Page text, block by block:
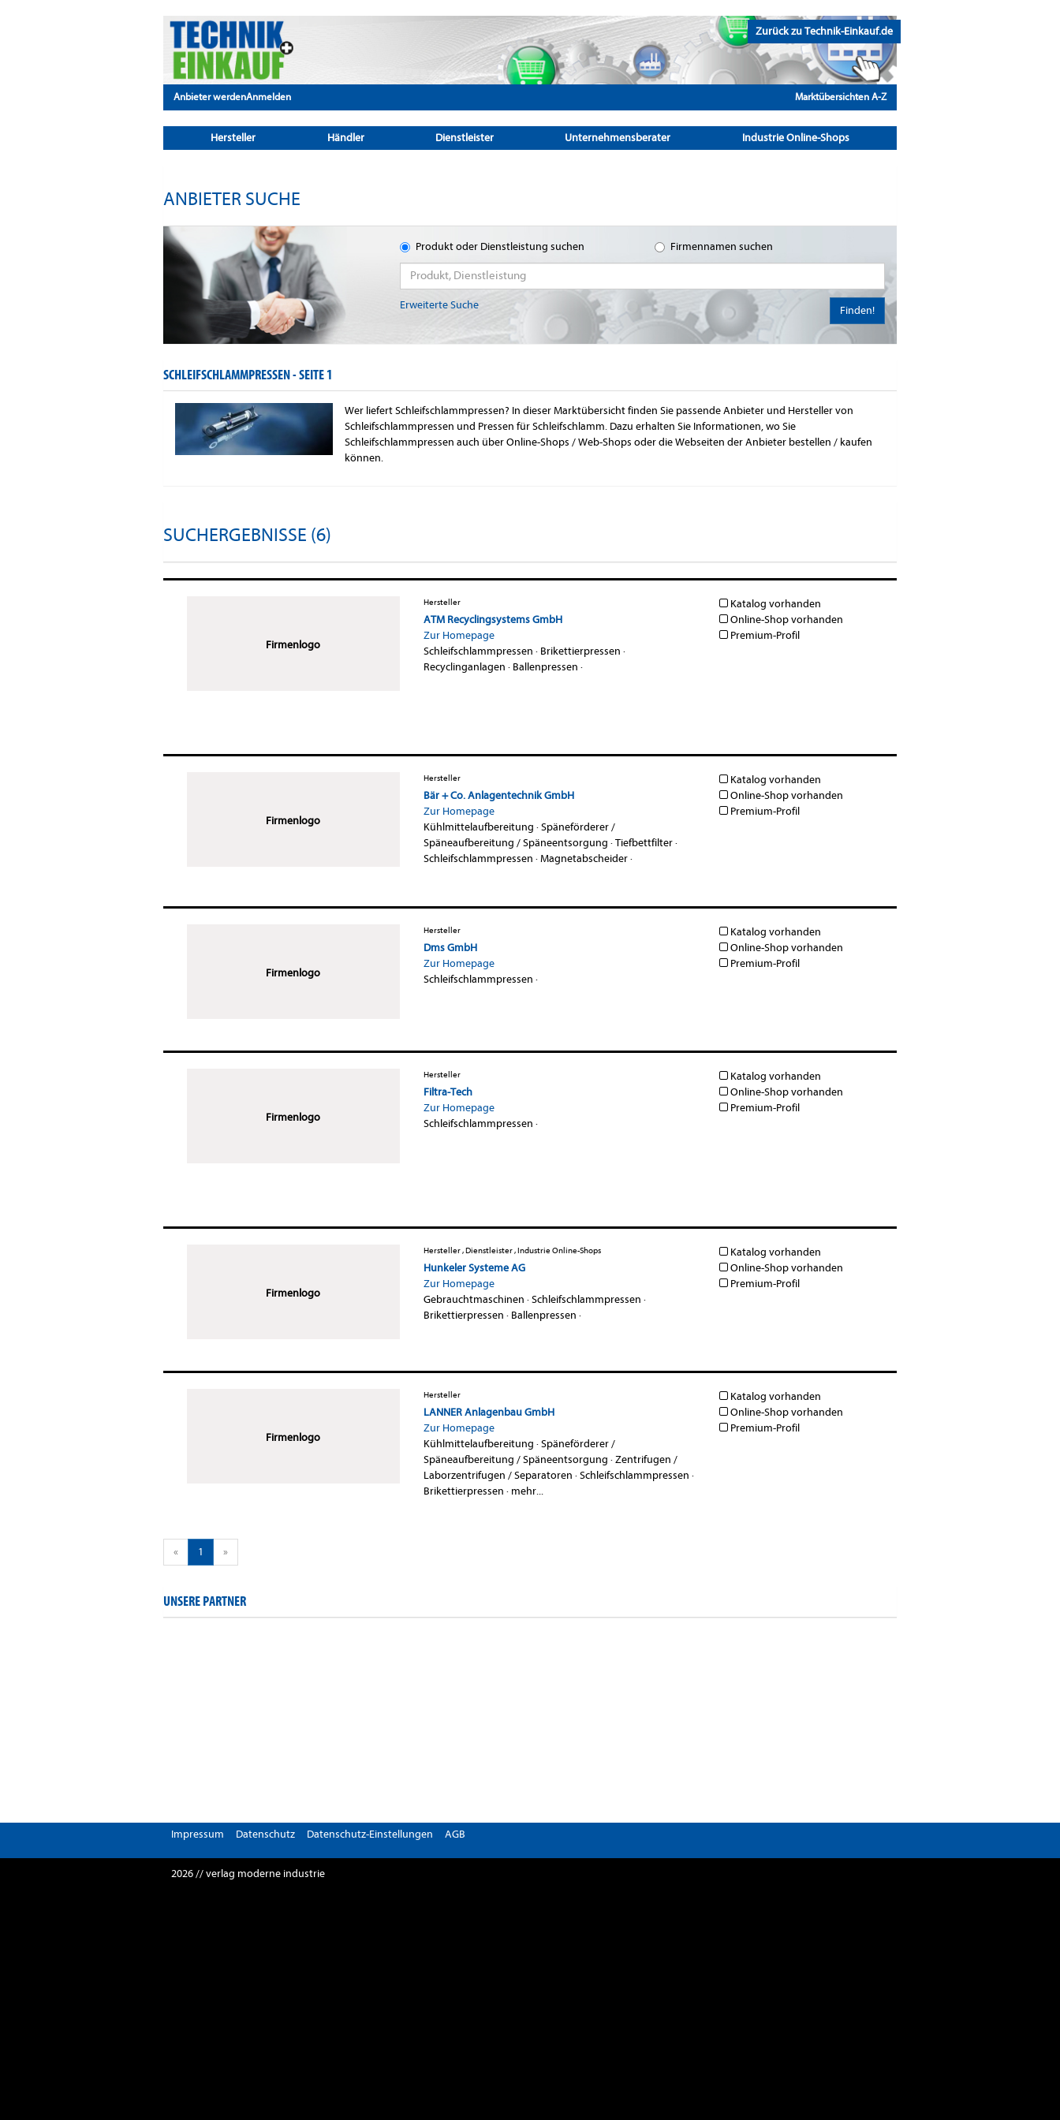
Zurück zu Technik-Einkauf.de
Anbieter werdenAnmelden Marktübersichten A-Z
Hersteller Händler Dienstleister Unternehmensberater Industrie Online-Shops
ANBIETER SUCHE
Produkt oder Dienstleistung suchen Firmennamen suchen
Erweiterte Suche Finden!
SCHLEIFSCHLAMMPRESSEN -SEITE 1
Wer liefert Schleifschlammpressen? In dieser Marktübersicht finden Sie passende Anbieter und Hersteller von
Schleifschlammpressen und Pressen für Schleifschlamm. Dazu erhalten Sie Informationen, wo Sie
Schleifschlammpressen auch über Online-Shops / Web-Shops oder die Webseiten der Anbieter bestellen / kaufen
können.
SUCHERGEBNISSE (6)
Firmenlogo
Hersteller
ATM Recyclingsystems GmbH
Zur Homepage
Schleifschlammpressen · Brikettierpressen ·
Recyclinganlagen · Ballenpressen ·
Katalog vorhanden
Online-Shop vorhanden
Premium-Profil
Firmenlogo
Hersteller
Bär + Co. Anlagentechnik GmbH
Zur Homepage
Kühlmittelaufbereitung ·Späneförderer /
Späneaufbereitung / Späneentsorgung ·Tiefbettfilter·
Schleifschlammpressen ·Magnetabscheider·
Katalog vorhanden
Online-Shop vorhanden
Premium-Profil
Firmenlogo
Hersteller
Dms GmbH
Zur Homepage
Schleifschlammpressen ·
Katalog vorhanden
Online-Shop vorhanden
Premium-Profil
Firmenlogo
Hersteller
Filtra-Tech
Zur Homepage
Schleifschlammpressen ·
Katalog vorhanden
Online-Shop vorhanden
Premium-Profil
Firmenlogo
Hersteller , Dienstleister , Industrie Online-Shops
Hunkeler Systeme AG
Zur Homepage
Gebrauchtmaschinen ·Schleifschlammpressen ·
Brikettierpressen · Ballenpressen ·
Katalog vorhanden
Online-Shop vorhanden
Premium-Profil
Firmenlogo
Hersteller
LANNER Anlagenbau GmbH
Zur Homepage
Kühlmittelaufbereitung ·Späneförderer /
Späneaufbereitung / Späneentsorgung ·Zentrifugen /
Laborzentrifugen / Separatoren ·Schleifschlammpressen ·
Brikettierpressen · mehr...
Katalog vorhanden
Online-Shop vorhanden
Premium-Profil
« 1 »
UNSERE PARTNER
Impressum Datenschutz Datenschutz-Einstellungen AGB
2026 // verlag moderne industrie